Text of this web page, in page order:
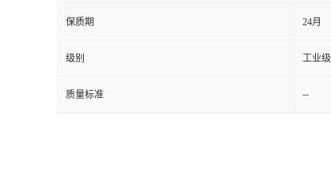
保质期 24月
级别 工业级
质量标准 --